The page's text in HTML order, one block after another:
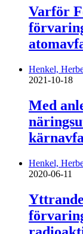
Varför
Henkel,
2021-10-18
Med
Henkel,
2020-06-11